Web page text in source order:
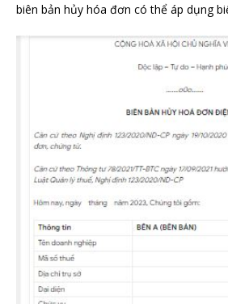
biên bản hủy hóa đơn có thể áp dụng